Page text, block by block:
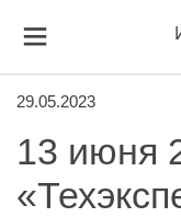
29.05.2023
13 июня